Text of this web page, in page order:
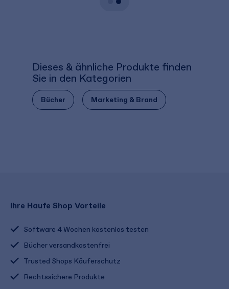
Dieses & ähnliche Produkte finden
Sie in den Kategorien
Bücher Marketing & Brand
Ihre Haufe Shop Vorteile
Software 4 Wochen kostenlos testen
Bücher versandkostenfrei
Trusted Shops Käuferschutz
Rechtssichere Produkte